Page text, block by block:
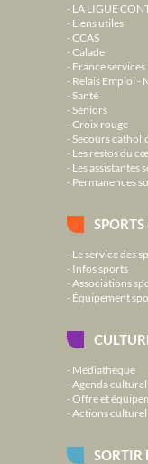
LA LIGUE
Liens utiles
CCAS
Calade
France services
Relais Emploi -
Santé
Séniors
Croix rouge
Secours
Les restos du
Les assistantes
Permanences
Le service des
Infos sports
Associations
Équipement
Médiathèque
Agenda
Offre et
Actions
SORTIR